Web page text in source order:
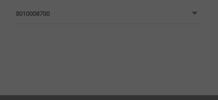
3010008700